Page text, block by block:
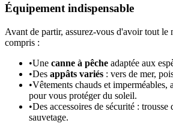
Équipement indispensable
Avant de partir, assurez-vous d'avoir tout le
compris :
•Une canne à pêche adaptée aux
•Des appâts variés : vers de mer,
•Vêtements chauds et imperméables,
pour vous protéger du soleil.
•Des accessoires de sécurité : trousse
sauvetage.